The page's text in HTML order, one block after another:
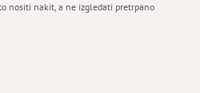
nositi nakit, a ne izgledati pretrpano